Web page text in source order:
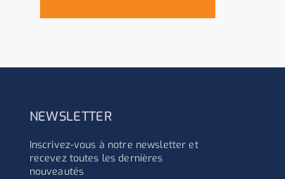
NEWSLETTER
Inscrivez-vous à notre newsletter et
recevez toutes les dernières
nouveautés